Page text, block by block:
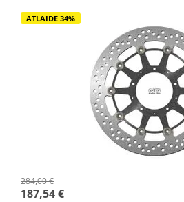
ATLAIDE 34%
284,00 €
187,54 €